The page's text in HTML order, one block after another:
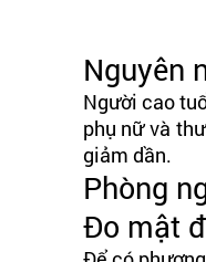
Nguyên
Người cao
phụ nữ và
giảm dần.
Phòng
Đo mật